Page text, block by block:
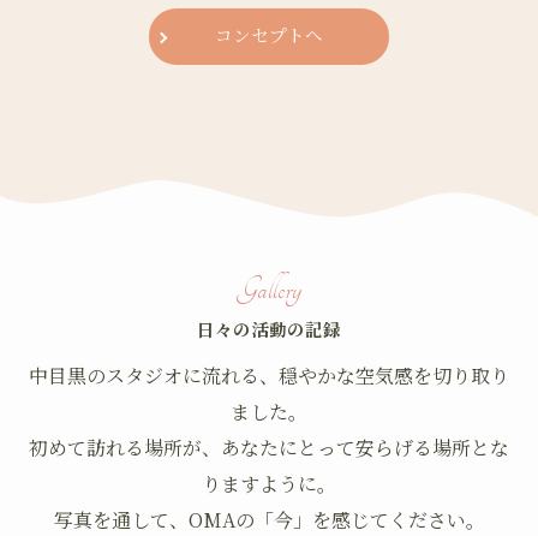
コンセプトへ
日々の活動の記録
Gallery
中目黒のスタジオに流れる、穏やかな空気感を切り取り
ました。
初めて訪れる場所が、あなたにとって安らげる場所とな
りますように。
写真を通して、OMAの「今」を感じてください。